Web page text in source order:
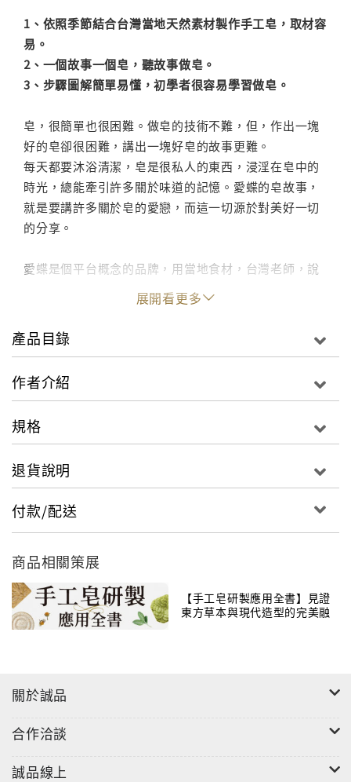
1、依照季節結合台灣當地天然素材製作手工皂，取材容
易。
2、一個故事一個皂，聽故事做皂。
3、步驟圖解簡單易懂，初學者很容易學習做皂。
皂，很簡單也很困難。做皂的技術不難，但，作出一塊
好的皂卻很困難，講出一塊好皂的故事更難。
每天都要沐浴清潔，皂是很私人的東西，浸淫在皂中的
時光，總能牽引許多關於味道的記憶。愛蝶的皂故事，
就是要講許多關於皂的愛戀，而這一切源於對美好一切
的分享。
愛蝶是個平台概念的品牌，用當地食材，台灣老師，說
生活態度的故事,而且結合溫馨的皂party活動形式，是
第一個跨界結合的台灣皂品牌。
這本書，用純淨的手工皂講土地的故事、小農的故事、
它是手做書，也是一本關於皂的心情筆記！
展開看更多
產品目錄
作者介紹
規格
退貨說明
付款/配送
商品相關策展
【手工皂研製應用全書】見證
東方草本與現代造型的完美融
關於誠品
合作洽談
誠品線上